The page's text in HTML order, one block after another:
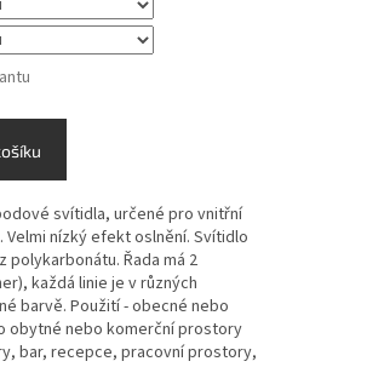
svítidla, určené pro vnitřní
Velmi nízký efekt oslnění. Svítidlo
Řada má 2
každá linie je v různých
barvě. Použití - obecné nebo
obytné nebo komerční prostory
bar, recepce, pracovní prostory,